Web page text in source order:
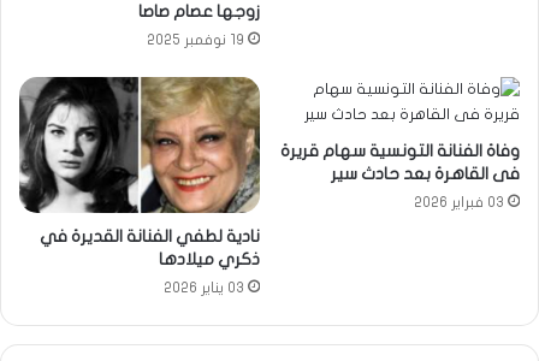
زوجها عصام صاصا
19 نوفمبر 2025
وفاة الفنانة التونسية سهام قريرة
فى القاهرة بعد حادث سير
03 فبراير 2026
نادية لطفي الفنانة القديرة في
ذكري ميلادها
03 يناير 2026